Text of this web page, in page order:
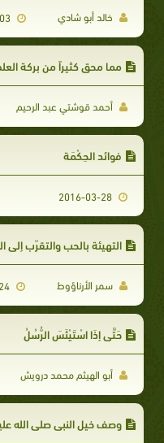
خالد أبو شادي
مما محق كثيراً من بركة
أحمد قوشتي عبد الرحيم
فوائد الحِكْمَة
التهيئة بالحب والتقرّب إلى
سمر الأرناؤوط
حَتَّى إِذَا اسْتَيْئَسَ الرُّسُلُ
أبو الهيثم محمد درويش
وصف خيل النبي صلى الله